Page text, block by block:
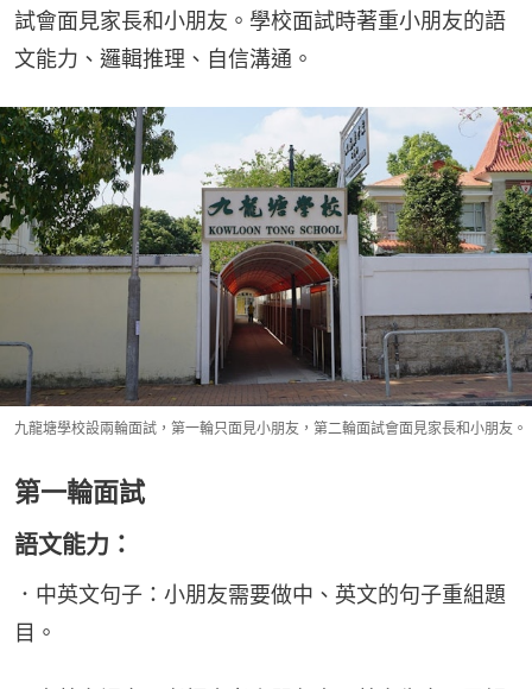
試會面見家長和小朋友。學校面試時著重小朋友的語
文能力、邏輯推理、自信溝通。
九龍塘學校設兩輪面試，第一輪只面見小朋友，第二輪面試會面見家長和小朋友。
第一輪面試
語文能力：
．中英文句子：小朋友需要做中、英文的句子重組題
目。